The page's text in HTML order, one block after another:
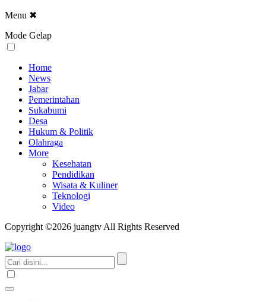
Menu ✖
Mode Gelap
Home
News
Jabar
Pemerintahan
Sukabumi
Desa
Hukum & Politik
Olahraga
More
Kesehatan
Pendidikan
Wisata & Kuliner
Teknologi
Video
Copyright ©2026 juangtv All Rights Reserved